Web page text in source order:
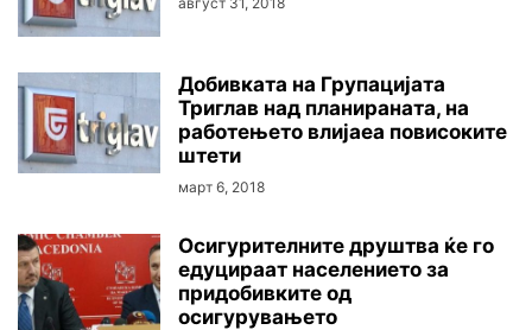
Добивката на Групацијата
Триглав над планираната, на
работењето влијаеа повисоките
штети
март 6, 2018
Осигурителните друштва ќе го
едуцираат населението за
придобивките од
осигурувањето